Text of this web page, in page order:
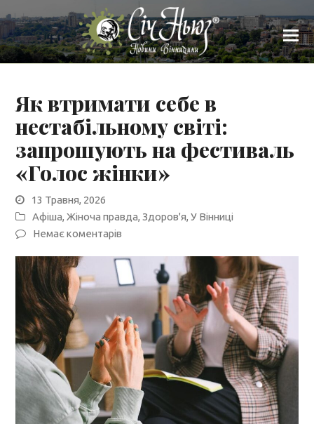
Як втримати себе в
нестабільному світі:
запрошують на фестиваль
«Голос жінки»
13 Травня, 2026
Афіша,Жіноча правда,Здоров'я,У Вінниці
Немає коментарів